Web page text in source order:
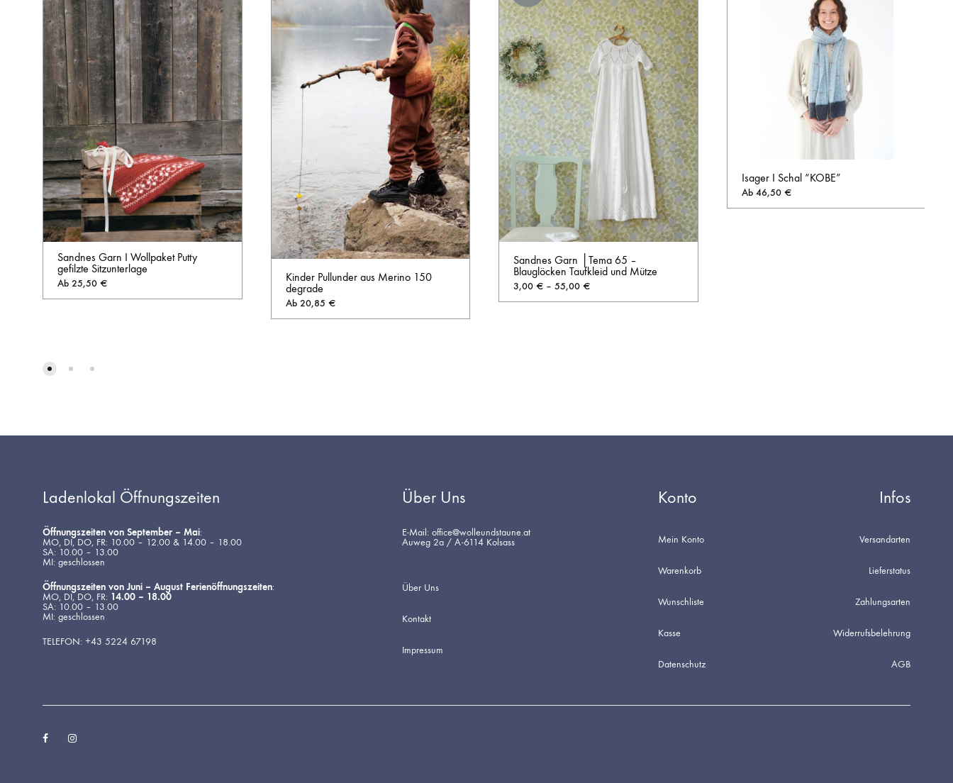
Sandnes Garn I Wollpaket Putty
gefilzte Sitzunterlage
Ab 25,50 €
Kinder Pullunder aus Merino 150
degrade
Ab 20,85 €
Sandnes Garn │Tema 65 –
Blauglöcken Taufkleid und Mütze
3,00€ –55,00€
Isager I Schal “KOBE”
Ab 46,50 €
Ladenlokal Öffnungszeiten
Öffnungszeiten von September – Mai:
MO, DI, DO, FR: 10.00 – 12.00 & 14.00 – 18.00
SA: 10.00 – 13.00
MI: geschlossen
Öffnungszeiten von Juni – August Ferienöffnungszeiten:
MO, DI, DO, FR: 14.00 – 18.00
SA: 10.00 – 13.00
MI: geschlossen
TELEFON: +43 5224 67198
Über Uns
E-Mail: office@wolleundstaune.at
Auweg 2a / A-6114 Kolsass
Über Uns
Kontakt
Impressum
Konto
Mein Konto
Warenkorb
Wunschliste
Kasse
Datenschutz
Infos
Versandarten
Lieferstatus
Zahlungsarten
Widerrufsbelehrung
AGB
FacebookInstagram